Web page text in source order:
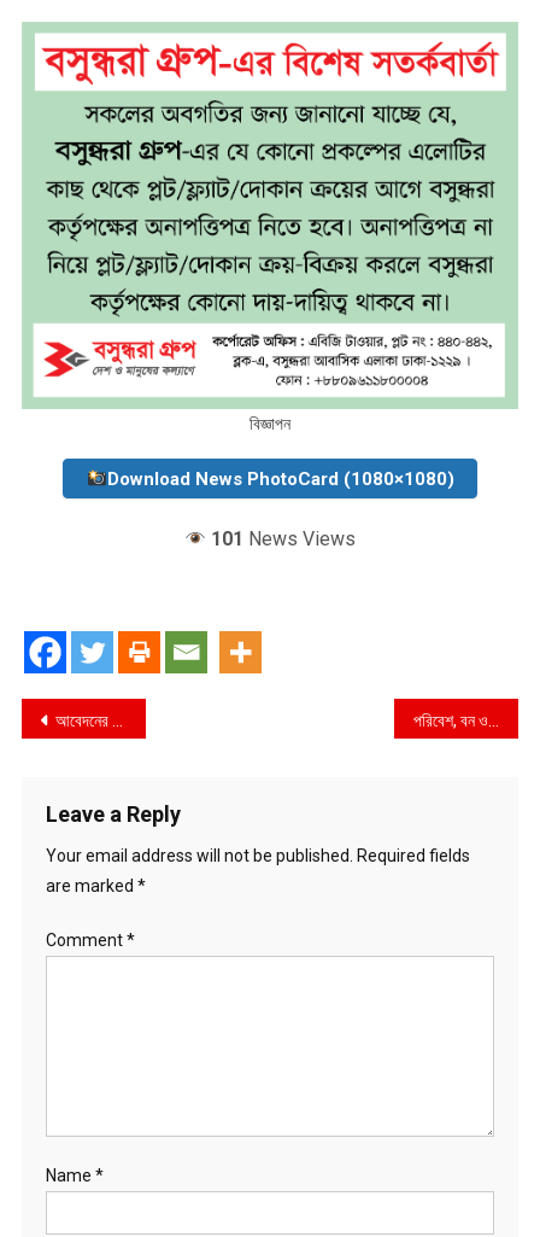
বিজ্ঞাপন
Download News PhotoCard (1080×1080)
101 News Views
Post
আবেদনের পর্যালোচনাপূর্বক হাসপাতাল সংশ্লিষ্ট ঔষধের দোকানের সময়সীমা পুনর্বিবেচনা করা হতে পারে–ঢাদসিক মেয়র ব্যারিস্টার শেখ তাপস পরিবেশ, বন ও জলবায়ু পরিবর্তন মন্ত্রণালয়ের বার্ষিক উন্নয়ন কর্মসূচি (এডিপি)-র অগ্রগতি পর্যালোচনা সভা অনুষ্ঠিত
Leave a Reply
Your email address will not be published. Required fields
are marked *
Comment*
Name *